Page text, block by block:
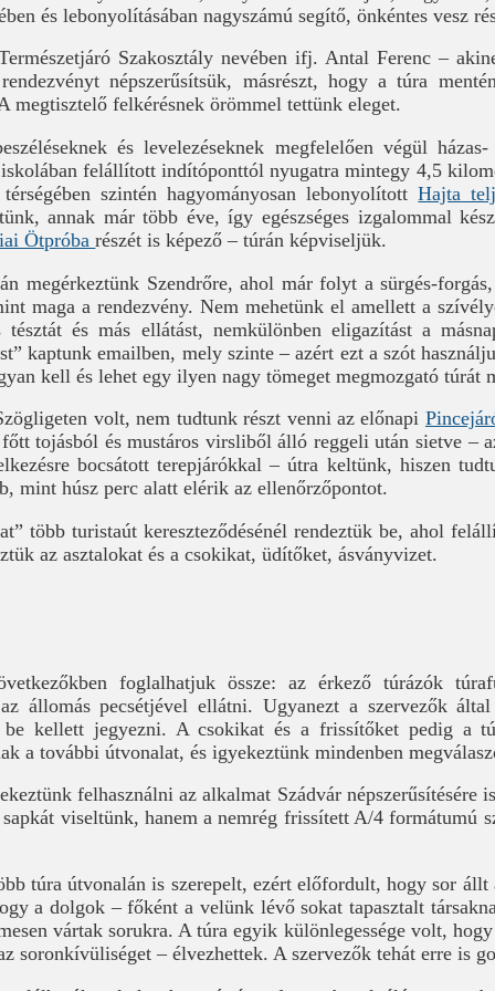
és lebonyolításában nagyszámú segítő, önkéntes vesz
Szakosztály nevében ifj. Antal Ferenc –
népszerűsítsük, másrészt, hogy a túra
megtisztelő felkérésnek örömmel tettünk eleget.
és levelezéseknek megfelelően végül
felállított indítóponttól nyugatra mintegy 4,5
szintén hagyományosan lebonyolítottHajta
annak már több éve, így egészséges izgalommal
Ötpróbarészét is képező – túrán képviseljük.
megérkeztünk Szendrőre, ahol már folyt a sürgés-
maga a rendezvény. Nem mehetünk el amellett a
és más ellátást, nemkülönben eligazítást a
kaptunk emailben, mely szinte – azért ezt a szót
kell és lehet egy ilyen nagy tömeget megmozgató túrát
volt, nem tudtunk részt venni az előnapi
tojásból és mustáros virsliből álló reggeli után sietve –
bocsátott terepjárókkal – útra keltünk, hiszen
mint húsz perc alatt elérik az ellenőrzőpontot.
több turistaút kereszteződésénél rendeztük be, ahol
az asztalokat és a csokikat, üdítőket, ásványvizet.
foglalhatjuk össze: az érkező túrázók
állomás pecsétjével ellátni. Ugyanezt a szervezők
be kellett jegyezni. A csokikat és a frissítőket pedig a
a további útvonalat, és igyekeztünk mindenben
felhasználni az alkalmat Szádvár
sapkát viseltünk, hanem a nemrég frissített A/4 formátumú
túra útvonalán is szerepelt, ezért előfordult, hogy sor állt
a dolgok – főként a velünk lévő sokat tapasztalt
vártak sorukra. A túra egyik különlegessége volt,
soronkívüliséget – élvezhettek. A szervezők tehát erre is